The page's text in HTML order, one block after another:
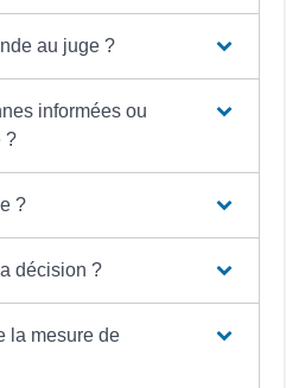
au juge ?
informées ou
?
?
décision ?
la mesure de